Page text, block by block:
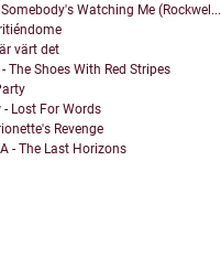
Somebody's Watching Me (Rockwel...
värt det
The Shoes With Red Stripes
- Lost For Words
Revenge
- The Last Horizons